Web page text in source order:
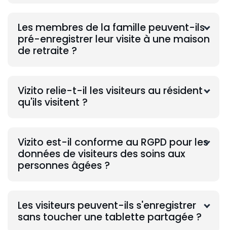
Les membres de la famille peuvent-ils
pré-enregistrer leur visite à une maison
de retraite ?
Vizito relie-t-il les visiteurs au résident
qu'ils visitent ?
Vizito est-il conforme au RGPD pour les
données de visiteurs des soins aux
personnes âgées ?
Les visiteurs peuvent-ils s'enregistrer
sans toucher une tablette partagée ?